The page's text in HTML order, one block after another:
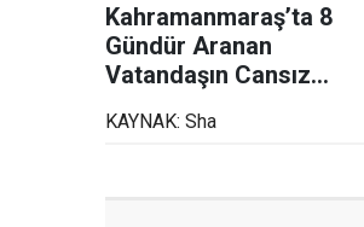
Kahramanmaraş’ta 8
Gündür Aranan
Vatandaşın Cansız
KAYNAK: Sha